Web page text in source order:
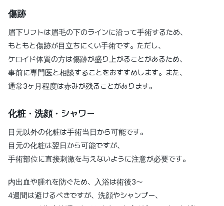
傷跡
眉下リフトは眉毛の下のラインに沿って手術するため、
もともと傷跡が目立ちにくい手術です。ただし、
ケロイド体質の方は傷跡が盛り上がることがあるため、
事前に専門医と相談することをおすすめします。また、
通常3ヶ月程度は赤みが残ることがあります。
化粧・洗顔・シャワー
目元以外の化粧は手術当日から可能です。
目元の化粧は翌日から可能ですが、
手術部位に直接刺激を与えないように注意が必要です。
内出血や腫れを防ぐため、入浴は術後3〜
4週間は避けるべきですが、洗顔やシャンプー、